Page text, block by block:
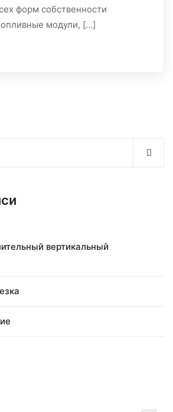
форм собственности
модули, […]
вертикальный